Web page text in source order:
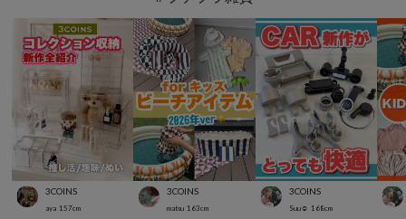
3COINS
aya 157cm
3COINS
matsu 163cm
3COINS
Suu☺︎ 168cm